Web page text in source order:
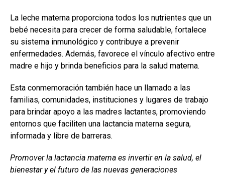
La leche materna proporciona todos los nutrientes que un
bebé necesita para crecer de forma saludable, fortalece
su sistema inmunológico y contribuye a prevenir
enfermedades. Además, favorece el vínculo afectivo entre
madre e hijo y brinda beneficios para la salud materna.
Esta conmemoración también hace un llamado a las
familias, comunidades, instituciones y lugares de trabajo
para brindar apoyo a las madres lactantes, promoviendo
entornos que faciliten una lactancia materna segura,
informada y libre de barreras.
Promover la lactancia materna es invertir en la salud, el
bienestar y el futuro de las nuevas generaciones